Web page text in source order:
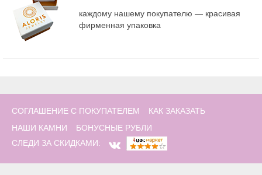
каждому нашему покупателю — красивая
фирменная упаковка
СОГЛАШЕНИЕ С ПОКУПАТЕЛЕМ
КАК ЗАКАЗАТЬ
НАШИ КАМНИ
БОНУСНЫЕ РУБЛИ
СЛЕДИ ЗА СКИДКАМИ: